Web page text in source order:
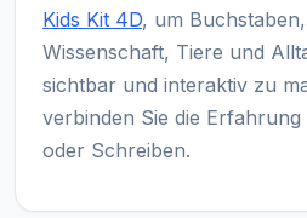
Kids Kit 4D, um
Wissenschaft, Tiere und
sichtbar und interaktiv zu
verbinden Sie die
oder Schreiben.